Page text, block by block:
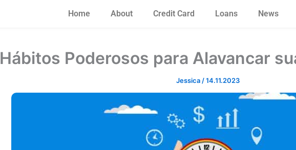
Home About Credit Card Loans News
Hábitos Poderosos para Alavancar
Jessica /14.11.2023